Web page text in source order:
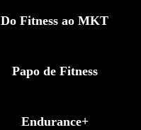
Do Fitness ao MKT
Papo de Fitness
Endurance+